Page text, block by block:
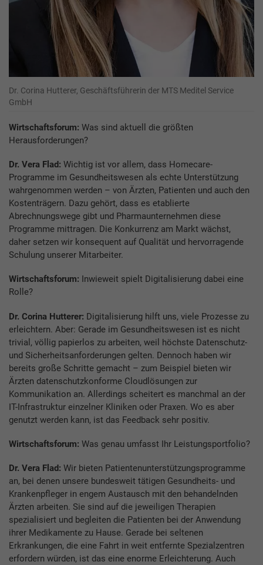
Dr. Corina Hutterer, Geschäftsführerin der MTS Meditel Service
GmbH
Wirtschaftsforum: Was sind aktuell die größten
Herausforderungen?
Dr. Vera Flad: Wichtig ist vor allem, dass Homecare-
Programme im Gesundheitswesen als echte Unterstützung
wahrgenommen werden – von Ärzten, Patienten und auch den
Kostenträgern. Dazu gehört, dass es etablierte
Abrechnungswege gibt und Pharmaunternehmen diese
Programme mittragen. Die Konkurrenz am Markt wächst,
daher setzen wir konsequent auf Qualität und hervorragende
Schulung unserer Mitarbeiter.
Wirtschaftsforum: Inwieweit spielt Digitalisierung dabei eine
Rolle?
Dr. Corina Hutterer: Digitalisierung hilft uns, viele Prozesse zu
erleichtern. Aber: Gerade im Gesundheitswesen ist es nicht
trivial, völlig papierlos zu arbeiten, weil höchste Datenschutz-
und Sicherheitsanforderungen gelten. Dennoch haben wir
bereits große Schritte gemacht – zum Beispiel bieten wir
Ärzten datenschutzkonforme Cloudlösungen zur
Kommunikation an. Allerdings scheitert es manchmal an der
IT-Infrastruktur einzelner Kliniken oder Praxen. Wo es aber
genutzt werden kann, ist das Feedback sehr positiv.
Wirtschaftsforum: Was genau umfasst Ihr Leistungsportfolio?
Dr. Vera Flad: Wir bieten Patientenunterstützungsprogramme
an, bei denen unsere bundesweit tätigen Gesundheits- und
Krankenpfleger in engem Austausch mit den behandelnden
Ärzten arbeiten. Sie sind auf die jeweiligen Therapien
spezialisiert und begleiten die Patienten bei der Anwendung
ihrer Medikamente zu Hause. Gerade bei seltenen
Erkrankungen, die eine Fahrt in weit entfernte Spezialzentren
erfordern würden, ist das eine enorme Erleichterung. Auch